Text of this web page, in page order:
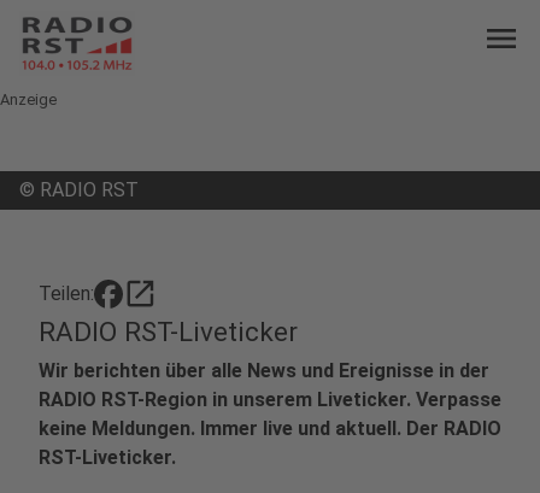
menu
Anzeige
© RADIO RST
Teilen: open_in_new
RADIO RST-Liveticker
Wir berichten über alle News und Ereignisse in der
RADIO RST-Region in unserem Liveticker. Verpasse
keine Meldungen. Immer live und aktuell. Der RADIO
RST-Liveticker.